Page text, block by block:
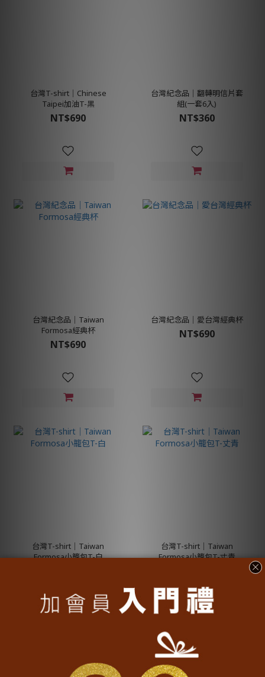
台灣T-shirt│Chinese
Taipei加油T-黑
NT$690
台灣紀念品│翻轉明信片套
組(一套6入)
NT$360
台灣紀念品│Taiwan
Formosa經典杯
NT$690
台灣紀念品│愛台灣經典杯
NT$690
台灣T-shirt│Taiwan
Formosa小籠包T-白
台灣T-shirt│Taiwan
Formosa小籠包T-丈青